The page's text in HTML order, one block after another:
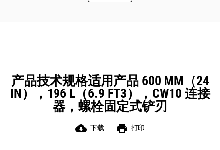
产品技术规格适用产品 600 MM（24
IN），196 L（6.9 FT3），CW10 连接
器，螺栓固定式铲刃
cloud_download 下载 print 打印